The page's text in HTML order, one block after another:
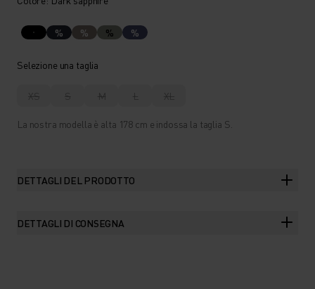
% % % %
Selezione una taglia
XS S M L XL
La nostra modella è alta 178 cm e indossa la taglia S.
DETTAGLI DEL PRODOTTO
DETTAGLI DI CONSEGNA